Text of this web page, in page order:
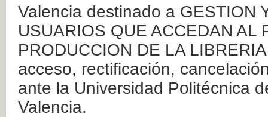
Valencia destinado a GESTION
USUARIOS QUE ACCEDAN AL
PRODUCCION DE LA
acceso, rectificación,
ante la Universidad Politécnica
Valencia.